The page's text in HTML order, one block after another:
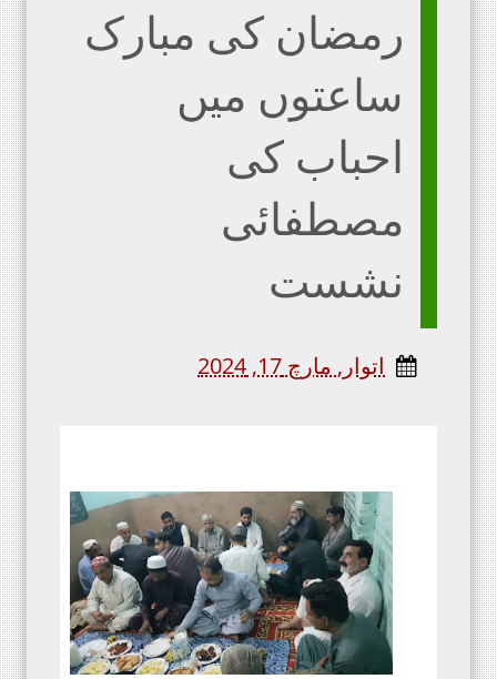
رمضان کی مبارک
ساعتوں میں
احباب کی
مصطفائی
نشست
اتوار, مارچ 17, 2024